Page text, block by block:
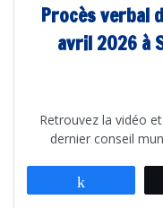
Procès verbal
avril 2026 à
Retrouvez la vidéo
dernier conseil